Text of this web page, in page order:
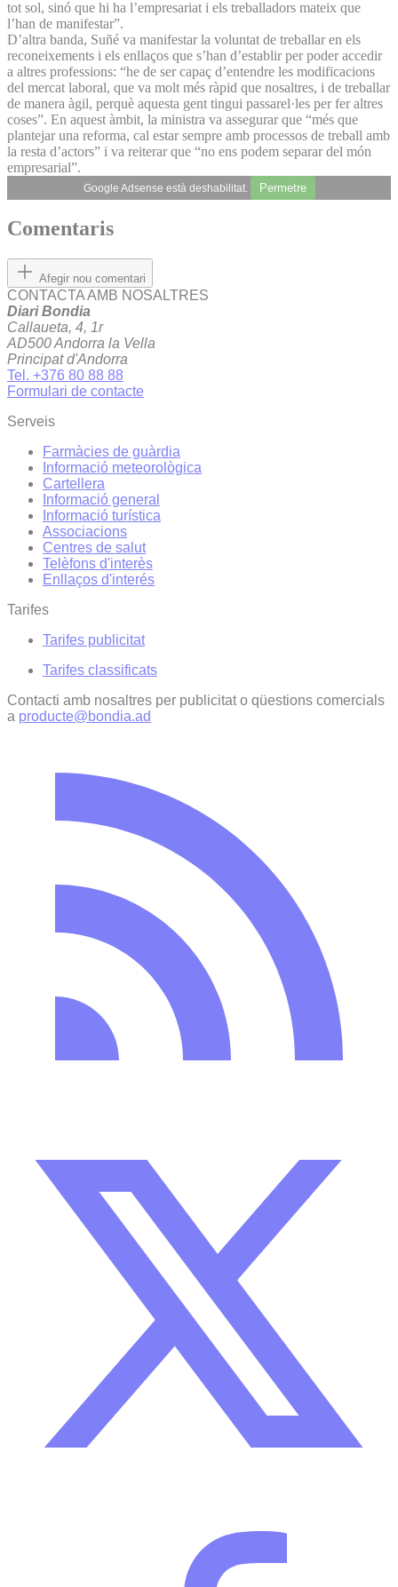
tot sol, sinó que hi ha l’empresariat i els treballadors mateix que
l’han de manifestar”.
D’altra banda, Suñé va manifestar la voluntat de treballar en els
reconeixements i els enllaços que s’han d’establir per poder accedir
a altres professions: “he de ser capaç d’entendre les modificacions
del mercat laboral, que va molt més ràpid que nosaltres, i de treballar
de manera àgil, perquè aquesta gent tingui passarel·les per fer altres
coses”. En aquest àmbit, la ministra va assegurar que “més que
plantejar una reforma, cal estar sempre amb processos de treball amb
la resta d’actors” i va reiterar que “no ens podem separar del món
empresarial”.
Google Adsense està deshabilitat. Permetre
Comentaris
Afegir nou comentari
CONTACTA AMB NOSALTRES
Diari Bondia
Callaueta, 4, 1r
AD500 Andorra la Vella
Principat d'Andorra
Tel. +376 80 88 88
Formulari de contacte
Serveis
Farmàcies de guàrdia
Informació meteorològica
Cartellera
Informació general
Informació turística
Associacions
Centres de salut
Telèfons d'interès
Enllaços d'interés
Tarifes
Tarifes publicitat
Tarifes classificats
Contacti amb nosaltres per publicitat o qüestions comercials
a producte@bondia.ad